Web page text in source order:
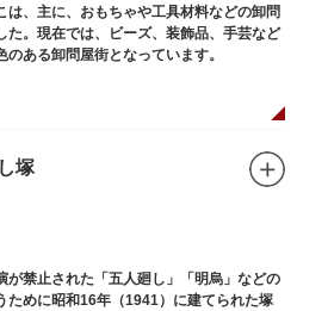
は、主に、おもちゃや工具材料などの卸問
た。現在では、ビーズ、装飾品、手芸など
ある卸問屋街となっています。
塚
が禁止された「五人廻し」「明烏」などの
ために昭和16年（1941）に建てられた塚